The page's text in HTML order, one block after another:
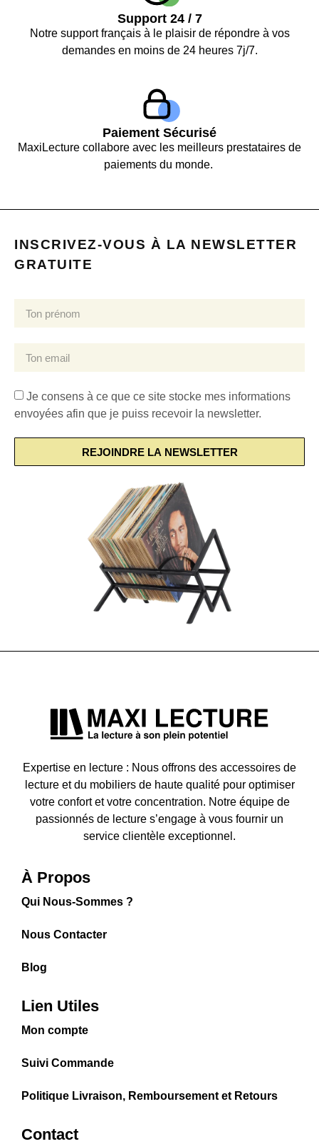
Support 24 / 7
Notre support français à le plaisir de répondre à vos
demandes en moins de 24 heures 7j/7.
Paiement Sécurisé
MaxiLecture collabore avec les meilleurs prestataires de
paiements du monde.
INSCRIVEZ-VOUS À LA NEWSLETTER
GRATUITE
Je consens à ce que ce site stocke mes informations
envoyées afin que je puiss recevoir la newsletter.
REJOINDRE LA NEWSLETTER
Expertise en lecture : Nous offrons des accessoires de
lecture et du mobiliers de haute qualité pour optimiser
votre confort et votre concentration. Notre équipe de
passionnés de lecture s’engage à vous fournir un
service clientèle exceptionnel.
À Propos
Qui Nous-Sommes ?
Nous Contacter
Blog
Lien Utiles
Mon compte
Suivi Commande
Politique Livraison, Remboursement et Retours
Contact